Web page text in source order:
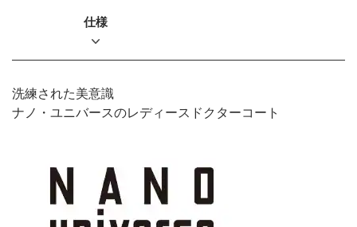
仕様
洗練された美意識
ナノ・ユニバースのレディースドクターコート